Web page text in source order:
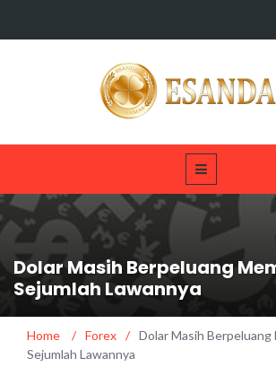
Dolar Masih Berpeluang
Sejumlah Lawannya
Home / Forex / Dolar Masih Berpeluang
Sejumlah Lawannya